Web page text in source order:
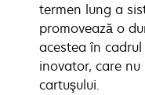
termen lung a
promovează o
acestea în
inovator, care nu
cartuşului.